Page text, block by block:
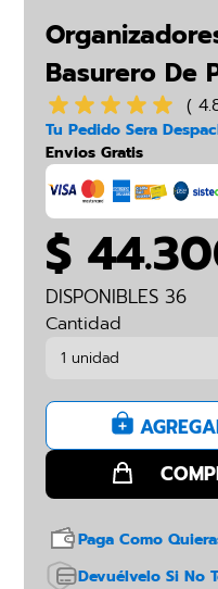
Basurero De
Botón
(
Tu Pedido Sera
Envios Gratis
$
DISPONIBLES 36
Cantidad
Paga Como
Devuélvelo Si No